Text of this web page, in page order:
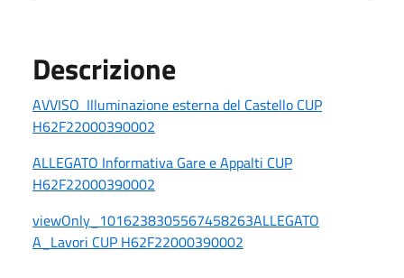
Descrizione
AVVISO Illuminazione esterna del Castello CUP
H62F22000390002
ALLEGATO Informativa Gare e Appalti CUP
H62F22000390002
viewOnly_1016238305567458263ALLEGATO
A_Lavori CUP H62F22000390002